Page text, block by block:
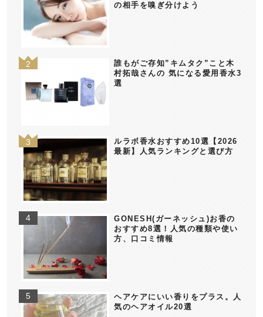
の相手を嗅ぎ分けよう
誰もがご存知”キムタク”こと木
村拓哉さんの 気になる愛用香水3
選
ルラボ香水おすすめ10選【2026
最新】人気ランキングと選び方
GONESH(ガーネッシュ)お香の
おすすめ8選！人気の種類や使い
方、口コミ情報
ヘアケアにいい香りをプラス。人
気のヘアオイル20選